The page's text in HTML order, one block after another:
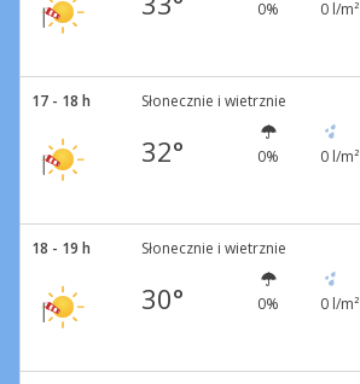
0% 0 l/m²
17 - 18 h Słonecznie i wietrznie
32° 0% 0 l/m²
18 - 19 h Słonecznie i wietrznie
30° 0% 0 l/m²